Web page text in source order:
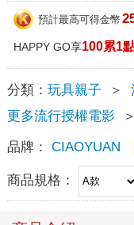
預計最高可得金幣
HAPPY GO享100累1
分類： 玩具親子 ＞
更多流行授權電影
＞
品牌： CIAOYUAN
商品規格：